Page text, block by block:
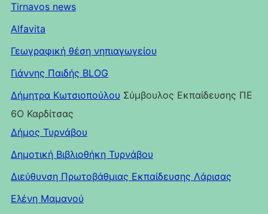
Tirnavos news
Αlfavita
Γεωγραφική θέση νηπιαγωγείου
Γιάννης Παιδής ΒLOG
Δήμητρα Κωτσιοπούλου Σύμβουλος Εκπαίδευσης ΠΕ
6O Καρδίτσας
Δήμος Τυρνάβου
Δημοτική Βιβλιοθήκη Τυρνάβου
Διεύθυνση Πρωτοβάθμιας Εκπαίδευσης Λάρισας
Ελένη Μαμανού